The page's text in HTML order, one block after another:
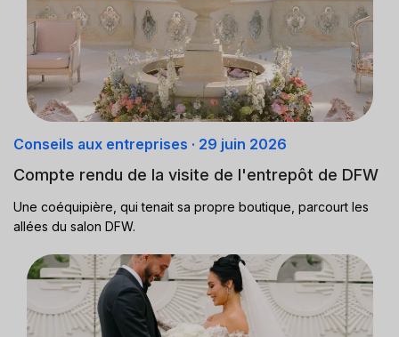
Conseils aux entreprises · 29 juin 2026
Compte rendu de la visite de l'entrepôt de DFW
Une coéquipière, qui tenait sa propre boutique, parcourt les
allées du salon DFW.